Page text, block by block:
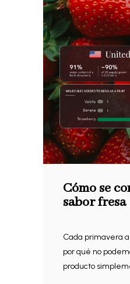
Cómo se
sabor fresa
Cada primavera
por qué no
producto